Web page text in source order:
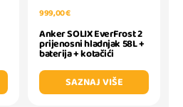
999,00 €
Anker SOLIX EverFrost 2
prijenosni hladnjak 58L +
baterija + kotačići
SAZNAJ VIŠE